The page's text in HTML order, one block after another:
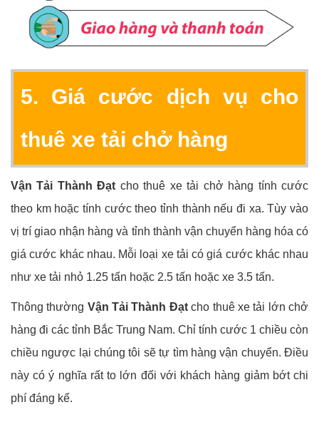
5. Giá cước dịch vụ cho
thuê xe tải chở hàng
Vận Tải Thành Đạt cho thuê xe tải chở hàng tính cước
theo km hoặc tính cước theo tỉnh thành nếu đi xa. Tùy vào
vị trí giao nhận hàng và tỉnh thành vận chuyển hàng hóa có
giá cước khác nhau. Mỗi loại xe tải có giá cước khác nhau
như xe tải nhỏ 1.25 tấn hoặc 2.5 tấn hoặc xe 3.5 tấn.
Thông thường Vận Tải Thành Đạtcho thuê xe tải lớn chở
hàng đi các tỉnh Bắc Trung Nam. Chỉ tính cước 1 chiều còn
chiều ngược lại chúng tôi sẽ tự tìm hàng vận chuyển. Điều
này có ý nghĩa rất to lớn đối với khách hàng giảm bớt chi
phí đáng kể.